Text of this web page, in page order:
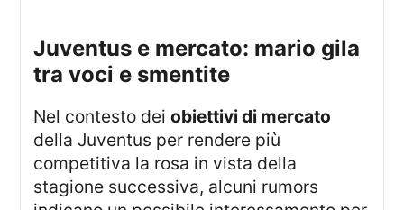
juventus e mercato: mario gila
tra voci e smentite
Nel contesto deiobiettivi di mercato
della Juventus per rendere più
competitiva la rosa in vista della
stagione successiva, alcuni rumors